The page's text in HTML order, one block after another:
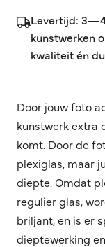
Levertijd:
kunstwerken
kwaliteit én
Door jouw foto
kunstwerk extra
komt. Door de
plexiglas, maar
diepte. Omdat
regulier glas,
briljant, en is er
dieptewerking